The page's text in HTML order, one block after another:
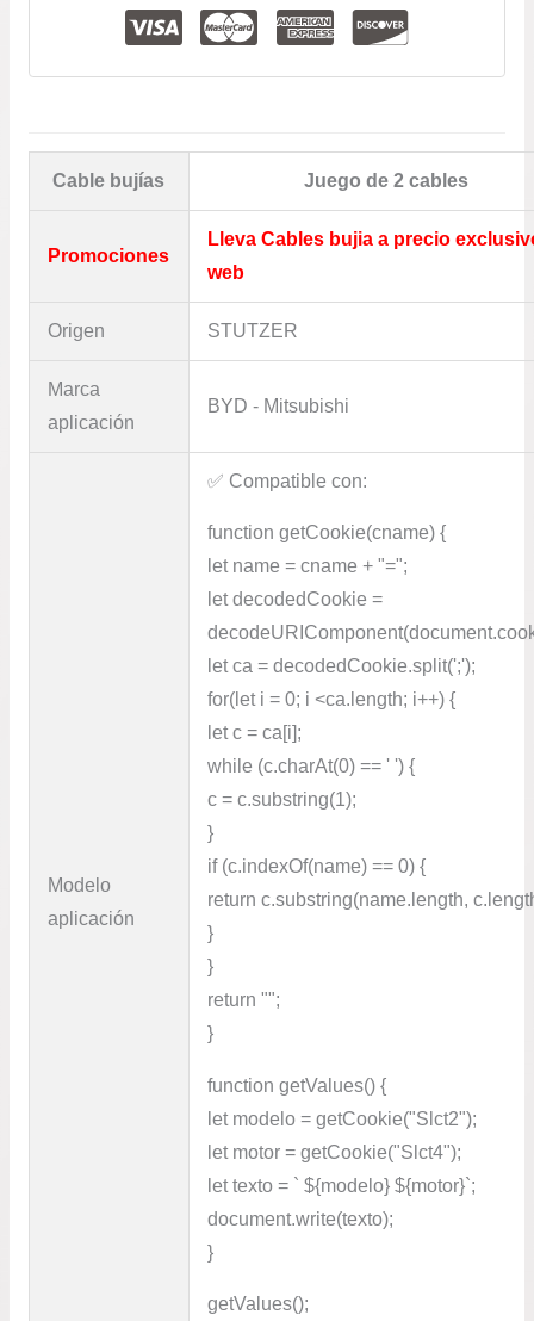
Cable bujías Juego de 2 cables
Promociones
Lleva Cables bujia a precio
web
Origen STUTZER
Marca
aplicación
BYD - Mitsubishi
Modelo
aplicación
✅​ Compatible con:
function getCookie(cname) {
let name = cname + "=";
let decodedCookie =
let ca = decodedCookie.split(';');
for(let i = 0; i <ca.length; i++) {
let c = ca[i];
while (c.charAt(0) == ' ') {
c = c.substring(1);
}
if (c.indexOf(name) == 0) {
return c.substring(name.length,
}
}
return "";
}
function getValues() {
let modelo = getCookie("Slct2");
let motor = getCookie("Slct4");
let texto = ` ${modelo} ${motor}`;
document.write(texto);
}
getValues();